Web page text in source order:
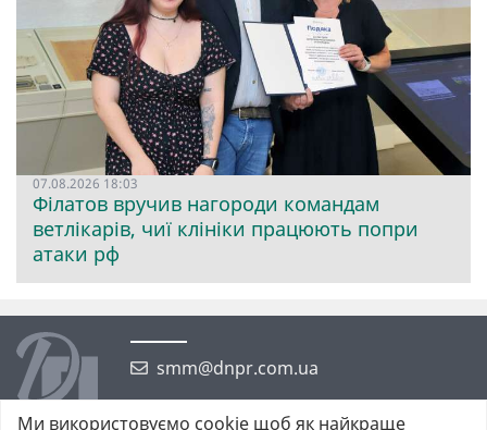
07.08.2026 18:03
Філатов вручив нагороди командам
ветлікарів, чиї клініки працюють попри
атаки рф
smm@dnpr.com.ua
Ми використовуємо cookie щоб як найкраще